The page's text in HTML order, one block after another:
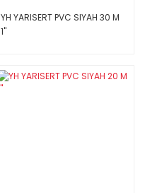
YH YARISERT PVC SIYAH 30 M
1''